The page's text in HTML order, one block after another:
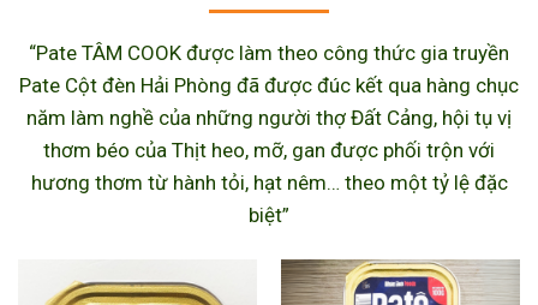
“Pate TÂM COOK được làm theo công thức gia truyền
Pate Cột đèn Hải Phòng đã được đúc kết qua hàng chục
năm làm nghề của những người thợ Đất Cảng, hội tụ vị
thơm béo của Thịt heo, mỡ, gan được phối trộn với
hương thơm từ hành tỏi, hạt nêm… theo một tỷ lệ đặc
biệt”